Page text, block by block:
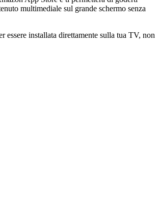
multimediale sul grande schermo senza
essere installata direttamente sulla tua TV, non